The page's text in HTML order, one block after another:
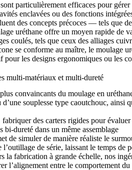
particulièrement efficaces pour
enclavées ou des fonctions
des concepts précoces — tels que
uréthane offre un moyen rapide de
coulés, tels que ceux des alliages
se conforme au maître, le moulage
pour les designs ergonomiques ou les
multi-matériaux et multi-dureté
convaincants du moulage en
souplesse type caoutchouc, ainsi
des carters rigides pour
bi-dureté dans un même assemblage
de simuler de manière réaliste le
de série, laissant le temps de
la fabrication à grande échelle, nos
l’alignement entre le comportement